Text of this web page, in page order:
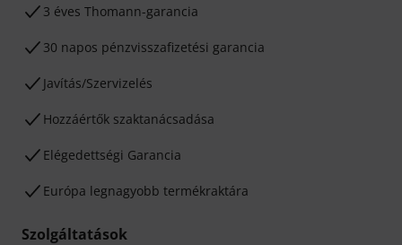
3 éves Thomann-garancia
30 napos pénzvisszafizetési garancia
Javítás/Szervizelés
Hozzáértők szaktanácsadása
Elégedettségi Garancia
Európa legnagyobb termékraktára
Szolgáltatások